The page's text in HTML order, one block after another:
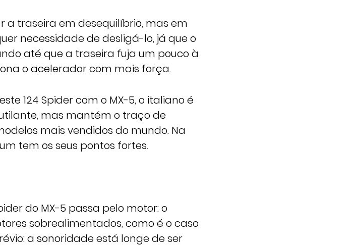
a traseira em desequilíbrio, mas em
necessidade de desligá-lo, já que o
até que a traseira fuja um pouco à
o acelerador com mais força.
124 Spider com o MX-5, o italiano é
mas mantém o traço de
mais vendidos do mundo. Na
tem os seus pontos fortes.
do MX-5 passa pelo motor: o
sobrealimentados, como é o caso
a sonoridade está longe de ser